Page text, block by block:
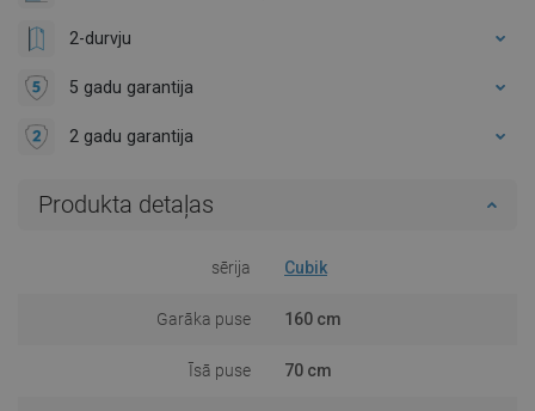
2-durvju
5 gadu garantija
2 gadu garantija
Produkta detaļas
sērija Cubik
Garāka puse 160 cm
Īsā puse 70 cm